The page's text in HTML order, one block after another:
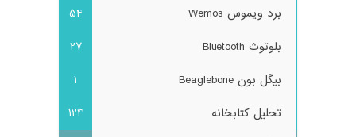
برد ویموس Wemos
54
بلوتوث Bluetooth
27
بیگل بون Beaglebone
1
تحلیل کتابخانه
124